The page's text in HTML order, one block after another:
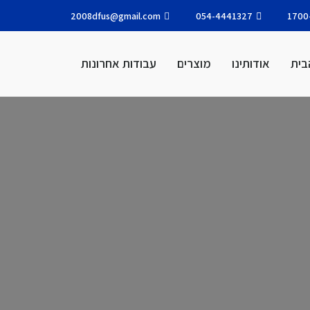
054-4441327
2008dfus@gmail.com
אודותינו מוצרים עבודות אחרונות